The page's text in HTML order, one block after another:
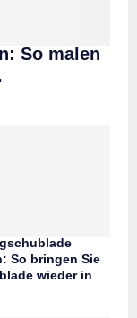
So malen
So bringen Sie
wieder in